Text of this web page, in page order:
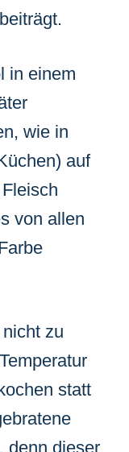
in einem
wie in
auf
von allen
zu
statt
denn dieser